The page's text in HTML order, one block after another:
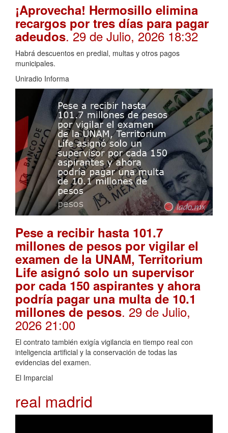
¡Aprovecha! Hermosillo elimina
recargos por tres días para pagar
adeudos. 29 de Julio, 2026 18:32
Habrá descuentos en predial, multas y otros pagos
municipales.
Uniradio Informa
Pese a recibir hasta 101.7
millones de pesos por vigilar el
examen de la UNAM, Territorium
Life asignó solo un supervisor
por cada 150 aspirantes y ahora
podría pagar una multa de 10.1
millones de pesos. 29 de Julio,
2026 21:00
El contrato también exigía vigilancia en tiempo real con
inteligencia artificial y la conservación de todas las
evidencias del examen.
El Imparcial
real madrid